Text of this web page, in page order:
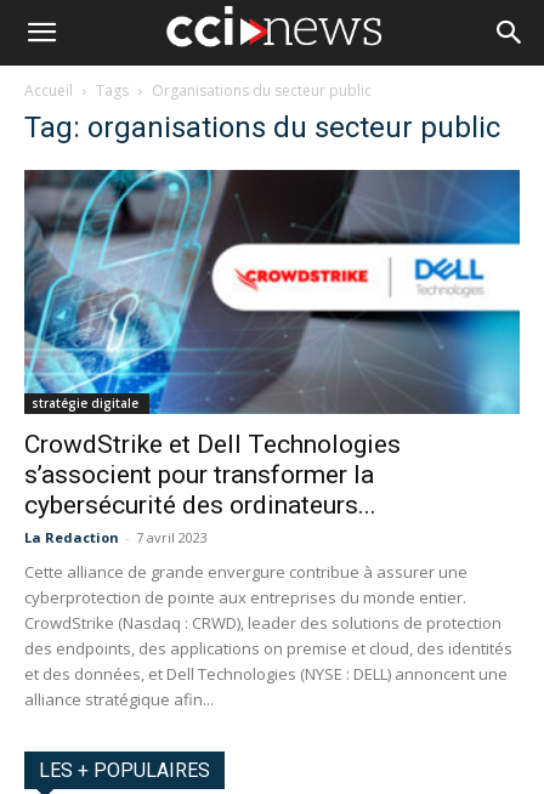
Accueil Tags Organisations du secteur public
Tag: organisations du secteur public
stratégie digitale
CrowdStrike et Dell Technologies
s’associent pour transformer la
cybersécurité des ordinateurs...
La Redaction - 7 avril 2023
Cette alliance de grande envergure contribue à assurer une
cyberprotection de pointe aux entreprises du monde entier.
CrowdStrike (Nasdaq : CRWD), leader des solutions de protection
des endpoints, des applications on premise et cloud, des identités
et des données, et Dell Technologies (NYSE : DELL) annoncent une
alliance stratégique afin...
LES + POPULAIRES